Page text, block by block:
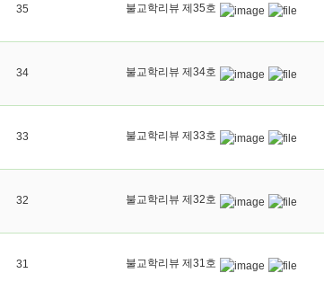
35 불교학리뷰 제35호
34 불교학리뷰 제34호
33 불교학리뷰 제33호
32 불교학리뷰 제32호
31 불교학리뷰 제31호